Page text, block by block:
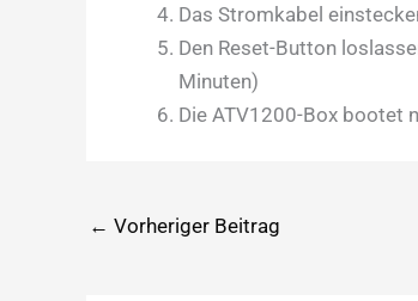
Das Stromkabel
Den Reset-Button
Minuten)
Die ATV1200-Box bootet
← Vorheriger Beitrag